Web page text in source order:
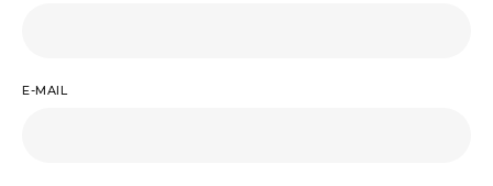
E-MAIL